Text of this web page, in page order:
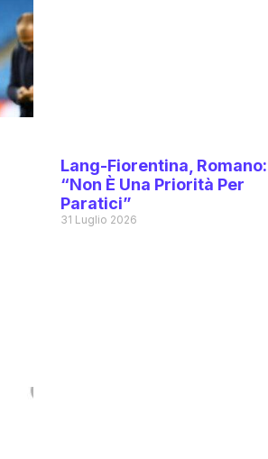
Lang-Fiorentina, Romano:
“Non È Una Priorità Per
Paratici”
31 Luglio 2026